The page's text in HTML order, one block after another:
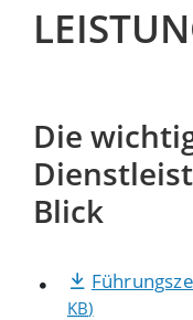
Die
Blick
KB)